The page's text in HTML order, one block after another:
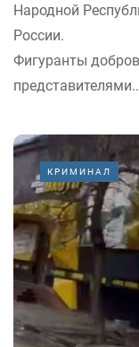
Народной
России.
Фигуранты
КРИМИНАЛ